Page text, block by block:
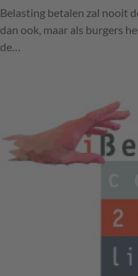
Belasting betalen zal nooit
dan ook, maar als burgers
de…